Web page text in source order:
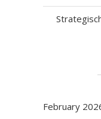
February